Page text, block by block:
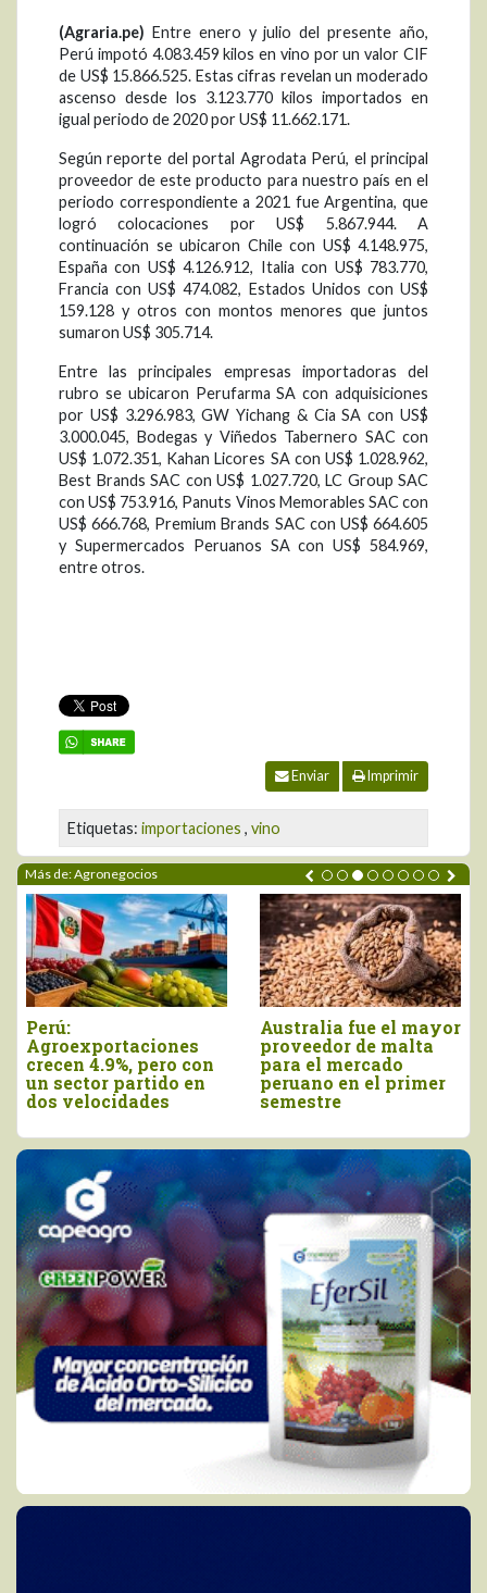
(Agraria.pe) Entre enero y julio del presente año,
Perú impotó 4.083.459 kilos en vino por un valor CIF
de US$ 15.866.525. Estas cifras revelan un moderado
ascenso desde los 3.123.770 kilos importados en
igual periodo de 2020 por US$ 11.662.171.
Según reporte del portal Agrodata Perú, el principal
proveedor de este producto para nuestro país en el
periodo correspondiente a 2021 fue Argentina, que
logró colocaciones por US$ 5.867.944. A
continuación se ubicaron Chile con US$ 4.148.975,
España con US$ 4.126.912, Italia con US$ 783.770,
Francia con US$ 474.082, Estados Unidos con US$
159.128 y otros con montos menores que juntos
sumaron US$ 305.714.
Entre las principales empresas importadoras del
rubro se ubicaron Perufarma SA con adquisiciones
por US$ 3.296.983, GW Yichang & Cia SA con US$
3.000.045, Bodegas y Viñedos Tabernero SAC con
US$ 1.072.351, Kahan Licores SA con US$ 1.028.962,
Best Brands SAC con US$ 1.027.720, LC Group SAC
con US$ 753.916, Panuts Vinos Memorables SAC con
US$ 666.768, Premium Brands SAC con US$ 664.605
y Supermercados Peruanos SA con US$ 584.969,
entre otros.
Enviar Imprimir
Etiquetas: importaciones , vino
Más de: Agronegocios
fue el mayor
de malta
el mercado
en el primer
Agroexportaciones no
tradicionales de Perú
a Estados Unidos
cayeron en valor 17%